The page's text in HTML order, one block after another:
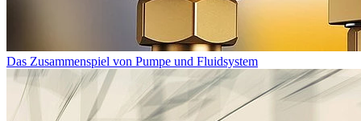
Das Zusammenspiel von Pumpe und Fluidsystem